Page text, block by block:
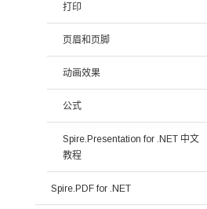
打印
页眉和页脚
动画效果
公式
Spire.Presentation for .NET 中文
教程
Spire.PDF for .NET